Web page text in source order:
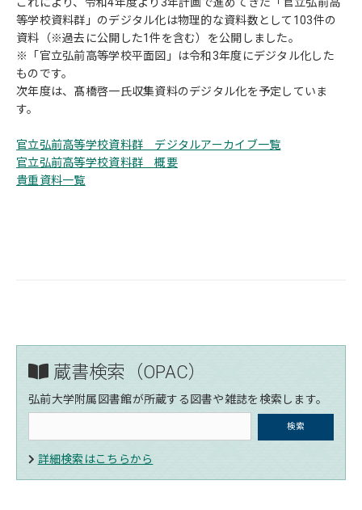
等学校資料群」のデジタル化は物理的な資料数として103件の
資料（※過去に公開した1件を含む）を公開しました。
※「官立弘前高等学校平面図」は令和3年度にデジタル化した
ものです。
次年度は、髙橋啓一氏収集資料のデジタル化を予定していま
す。
官立弘前高等学校資料群 デジタルアーカイブ一覧
官立弘前高等学校資料群 概要
貴重資料一覧
蔵書検索（OPAC）
弘前大学附属図書館が所蔵する図書や雑誌を検索します。
詳細検索はこちらから